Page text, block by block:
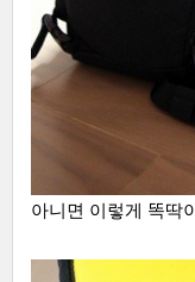
아니면 이렇게 똑딱